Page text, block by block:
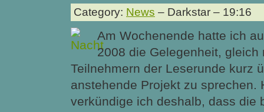
Category: News – Darkstar – 19:16
Am Wochenende hatte ich
2008 die Gelegenheit, gleich
Teilnehmern der Leserunde kurz
anstehende Projekt zu sprechen.
verkündige ich deshalb, dass die